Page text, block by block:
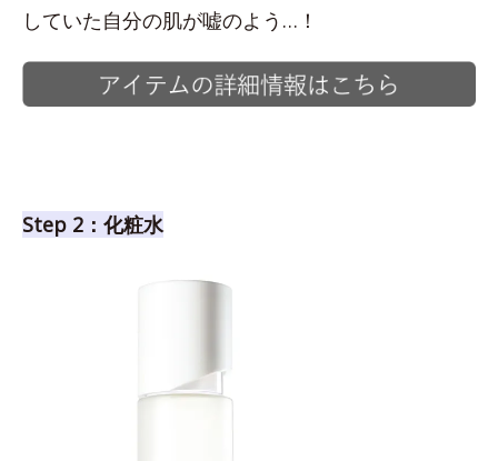
していた自分の肌が嘘のよう…！
Step 2：化粧水